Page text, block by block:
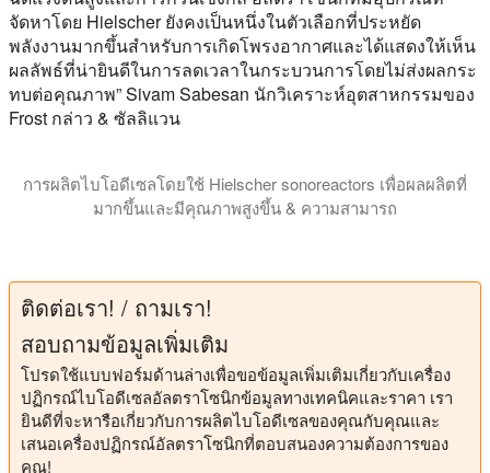
จัดหาโดย Hielscher ยังคงเป็นหนึ่งในตัวเลือกที่ประหยัด
พลังงานมากขึ้นสําหรับการเกิดโพรงอากาศและได้แสดงให้เห็น
ผลลัพธ์ที่น่ายินดีในการลดเวลาในกระบวนการโดยไม่ส่งผลกระ
ทบต่อคุณภาพ” Sivam Sabesan นักวิเคราะห์อุตสาหกรรมของ
Frost กล่าว & ซัลลิแวน
การผลิตไบโอดีเซลโดยใช้ Hielscher sonoreactors เพื่อผลผลิตที่
มากขึ้นและมีคุณภาพสูงขึ้น & ความสามารถ
ติดต่อเรา! / ถามเรา!
สอบถามข้อมูลเพิ่มเติม
โปรดใช้แบบฟอร์มด้านล่างเพื่อขอข้อมูลเพิ่มเติมเกี่ยวกับเครื่อง
ปฏิกรณ์ไบโอดีเซลอัลตราโซนิกข้อมูลทางเทคนิคและราคา เรา
ยินดีที่จะหารือเกี่ยวกับการผลิตไบโอดีเซลของคุณกับคุณและ
เสนอเครื่องปฏิกรณ์อัลตราโซนิกที่ตอบสนองความต้องการของ
คุณ!